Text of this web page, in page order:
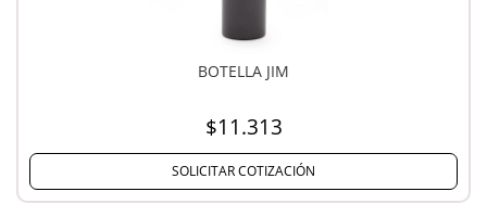
BOTELLA JIM
$11.313
SOLICITAR COTIZACIÓN